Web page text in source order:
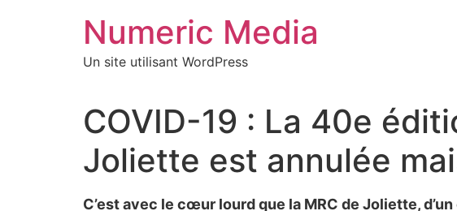
Numeric Media
Un site utilisant WordPress
COVID-19 : La 40e
Joliette est annulée
C’est avec le cœur lourd que la MRC de Joliette,